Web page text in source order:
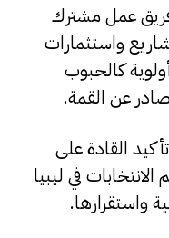
فريق عمل مشترك
واستثمارات
كالحبوب
عن القمة.
القادة على
في ليبيا
واستقرارها.